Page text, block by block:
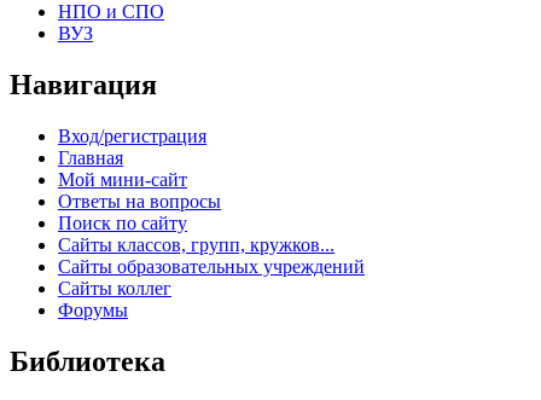
НПО и СПО
ВУЗ
Навигация
Вход/регистрация
Главная
Мой мини-сайт
Ответы на вопросы
Поиск по сайту
Сайты классов, групп, кружков...
Сайты образовательных учреждений
Сайты коллег
Форумы
Библиотека